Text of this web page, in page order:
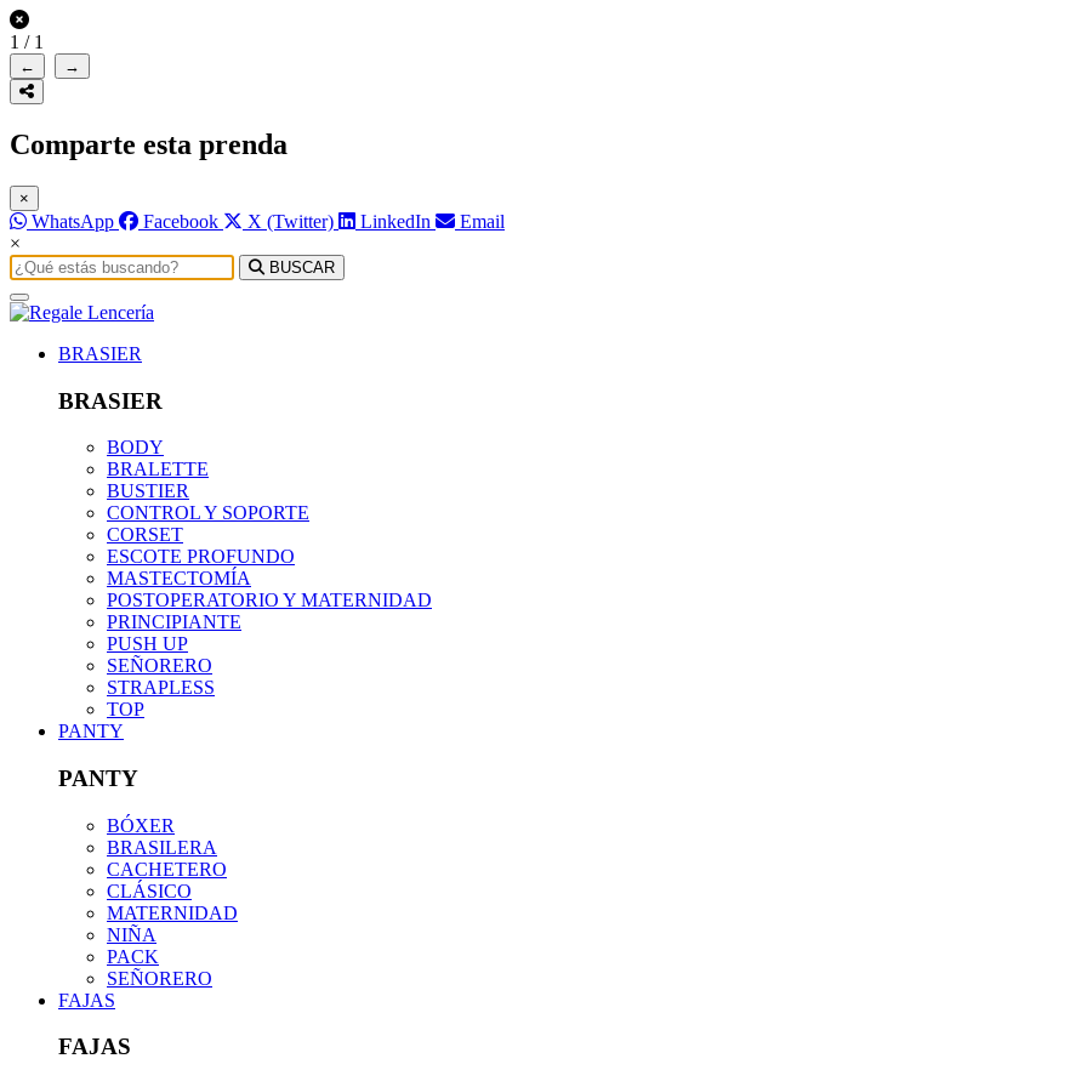
1 / 1
← →
Comparte esta prenda
×
WhatsApp Facebook X (Twitter) LinkedIn
Email
×
BUSCAR
BRASIER
BRASIER
BODY
BRALETTE
BUSTIER
CONTROL Y SOPORTE
CORSET
ESCOTE PROFUNDO
MASTECTOMÍA
POSTOPERATORIO Y MATERNIDAD
PRINCIPIANTE
PUSH UP
SEÑORERO
STRAPLESS
TOP
PANTY
PANTY
BÓXER
BRASILERA
CACHETERO
CLÁSICO
MATERNIDAD
NIÑA
PACK
SEÑORERO
FAJAS
FAJAS